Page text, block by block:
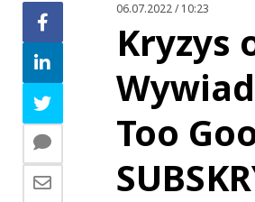
06.07.2022 / 10:23
Kryzys
Too